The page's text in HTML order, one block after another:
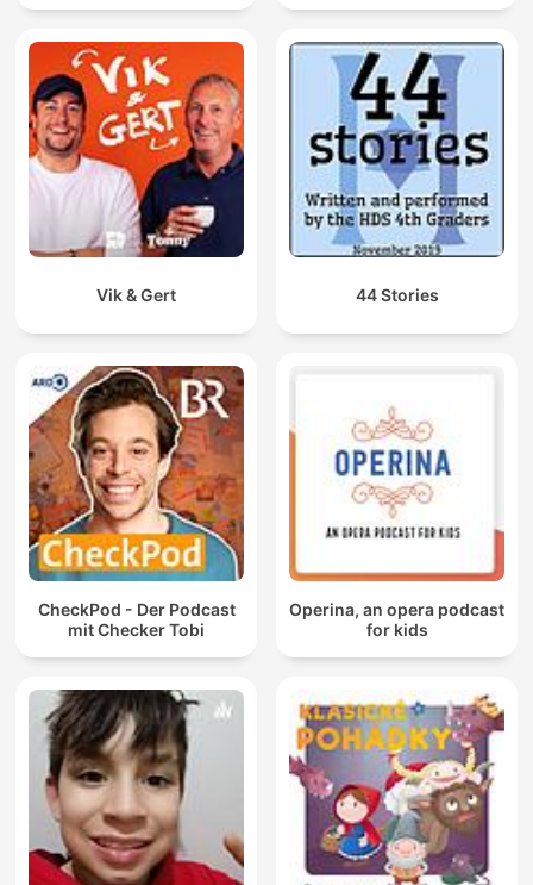
Vik & Gert 44 Stories
CheckPod - Der Podcast
mit Checker Tobi
Operina, an opera podcast
for kids